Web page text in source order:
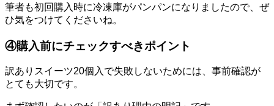
筆者も初回購入時に冷凍庫がパンパンになりましたので、ぜ
ひ気をつけてくださいね。
④購入前にチェックすべきポイント
訳ありスイーツ20個入で失敗しないためには、事前確認が
とても大切です。